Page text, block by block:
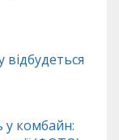
у комбайн: